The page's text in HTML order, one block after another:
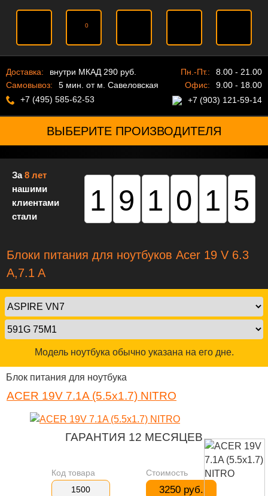
0
Доставка:
внутри МКАД 290 руб.
Самовывоз:
5 мин. от м. Савеловская
+7 (495) 585-62-53
Пн.-Пт.:
8.00 - 21.00
Офис:
9.00 - 18.00
+7 (903) 121-59-14
ВЫБЕРИТЕ ПРОИЗВОДИТЕЛЯ
За8 лет
нашими
клиентами
стали
191015
Блоки питания для ноутбуков Acer 19 V 6.3
A,7.1 A
Модель ноутбука обычно указана на его дне.
Блок питания для ноутбука
ACER 19V 7.1A (5.5x1.7) NITRO
ГАРАНТИЯ 12 МЕСЯЦЕВ
Код товара
1500
Стоимость
3250 руб.